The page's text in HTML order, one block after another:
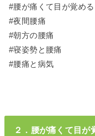
#腰が痛くて目が覚める
#夜間腰痛
#朝方の腰痛
#寝姿勢と腰痛
#腰痛と病気
２．腰が痛くて目が